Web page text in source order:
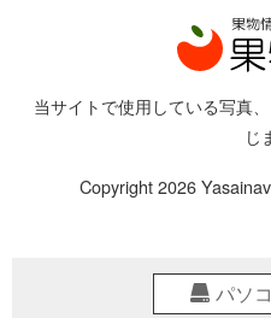
当サイトで使用している写真
じ
Copyright 2026
パソ